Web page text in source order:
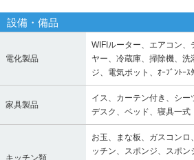
設備・備品
電化製品
WIFIルーター、エアコン
ヤー、冷蔵庫、掃除機、
ジ、電気ポット、ｵｰﾌﾞﾝﾄｰｽ
家具製品
イス、カーテン付き、シー
デスク、ベッド、寝具一式
キッチン類
お玉、まな板、ガスコン
ッチン、スポンジ、スポ